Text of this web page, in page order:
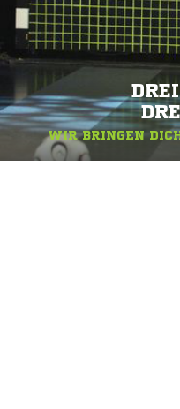
WIR BRINGEN